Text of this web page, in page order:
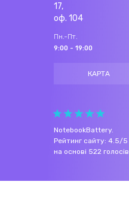
17,
оф. 104
Пн.-Пт.
9:00 - 19:00
КАРТА
NotebookBattery.
Рейтинг сайту: 4.5/5
на основі 522 голосів.